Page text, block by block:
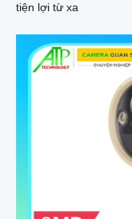
tiện lợi từ xa